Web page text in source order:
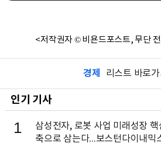
<저작권자 © 비욘드포스트, 무단
경제 리스트 바로가
인기 기사
1
삼성전자, 로봇 사업 미래성장 핵
축으로 삼는다...보스턴다이내믹